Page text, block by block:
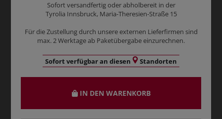
Sofort versandfertig oder abholbereit in der
Tyrolia Innsbruck, Maria-Theresien-Straße 15
Für die Zustellung durch unsere externen Lieferfirmen sind
max. 2 Werktage ab Paketübergabe einzurechnen.
Sofort verfügbar an diesen Standorten
IN DEN WARENKORB